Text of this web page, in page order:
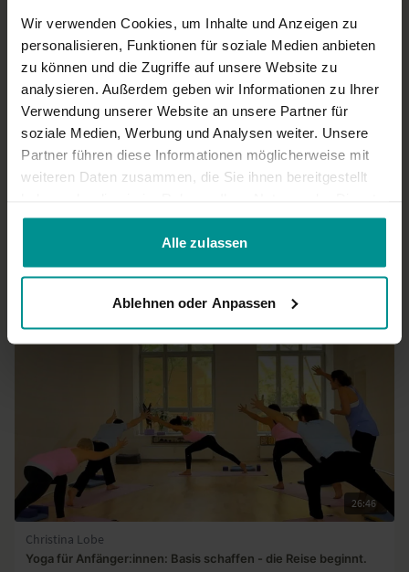
Wir verwenden Cookies, um Inhalte und Anzeigen zu
personalisieren, Funktionen für soziale Medien anbieten
zu können und die Zugriffe auf unsere Website zu
analysieren. Außerdem geben wir Informationen zu Ihrer
Verwendung unserer Website an unsere Partner für
soziale Medien, Werbung und Analysen weiter. Unsere
Partner führen diese Informationen möglicherweise mit
weiteren Daten zusammen, die Sie ihnen bereitgestellt
gesammelt haben.
Alle zulassen
Ablehnen oder Anpassen
Shanti F. August 03, 2025
Nach meinem Sportunfall (so ziemlich genau vor einm Jahr)
ein wunderbarer Einstiieg in mein geliebtes Yoga!!! Danke
0
Ähnliche Videos
26:46
Christina Lobe
Yoga für Anfänger:innen: Basis schaffen - die Reise beginnt.